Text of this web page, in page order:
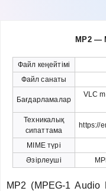
MP2 —
Файл кеңейтімі
Файл санаты
Бағдарламалар
VLC
Техникалық
сипаттама
https://
MIME түрі
Әзірлеуші
MP2 (MPEG-1